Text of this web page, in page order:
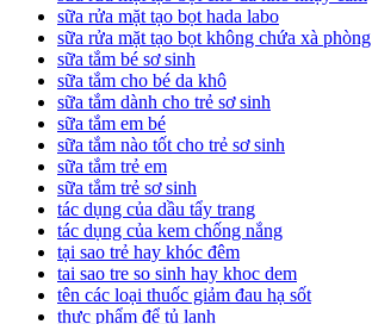
sữa rửa mặt tạo bọt hada labo
sữa rửa mặt tạo bọt không chứa xà phòng
sữa tắm bé sơ sinh
sữa tắm cho bé da khô
sữa tắm dành cho trẻ sơ sinh
sữa tắm em bé
sữa tắm nào tốt cho trẻ sơ sinh
sữa tắm trẻ em
sữa tắm trẻ sơ sinh
tác dụng của dầu tẩy trang
tác dụng của kem chống nắng
tại sao trẻ hay khóc đêm
tai sao tre so sinh hay khoc dem
tên các loại thuốc giảm đau hạ sốt
thực phẩm để tủ lạnh